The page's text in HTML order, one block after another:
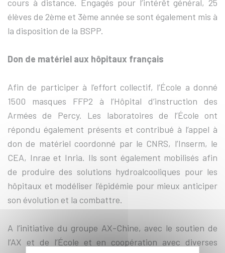
cours à distance. Engagés pour l’intérêt général, 25
élèves de 2ème et 3ème année se sont également mis à
la disposition de la BSPP.
Don de matériel aux hôpitaux français
Afin de participer à l’effort collectif, l’École a donné
1500 masques FFP2 à l’Hôpital d’instruction des
Armées de Percy. Les laboratoires de l’École ont
répondu également présents et contribué à l’appel à
don de matériel coordonné par le CNRS, l’Inserm, le
CEA, Inrae et Inria. Ils sont également mobilisés afin
de produire des solutions hydroalcooliques pour les
hôpitaux et modéliser l’épidémie pour mieux anticiper
son évolution et la combattre.
A l’initiative du groupe AX-Chine, avec le soutien de
l’AX et de l’École et en coopération avec diverses